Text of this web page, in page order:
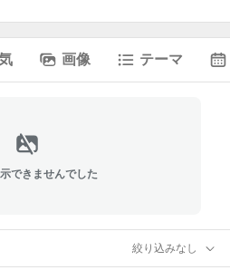
画像 テーマ
できませんでした
絞り込みなし